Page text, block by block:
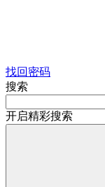
找回密码
搜索
开启精彩搜索